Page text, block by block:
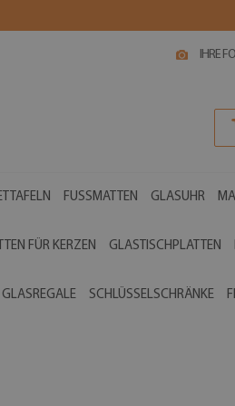
IHRE
FUSSMATTEN GLASUHR
FÜR KERZEN GLASTISCHPLATTEN
GLASREGALE SCHLÜSSELSCHRÄNKE